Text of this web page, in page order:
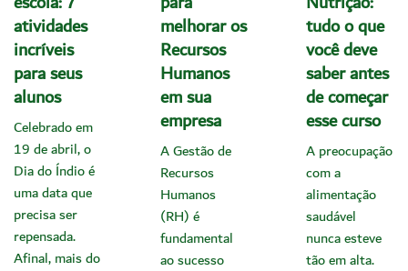
atividades
incríveis
para seus
alunos
Celebrado em
19 de abril, o
Dia do Índio é
uma data que
precisa ser
repensada.
Afinal, mais do
melhorar os
Recursos
Humanos
em sua
empresa
A Gestão de
Recursos
Humanos
(RH) é
fundamental
ao sucesso
tudo o que
você deve
saber antes
de começar
esse curso
A preocupação
com a
alimentação
saudável
nunca esteve
tão em alta.